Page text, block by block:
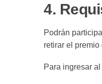
4.
Podrán
retirar el
Para ingresar